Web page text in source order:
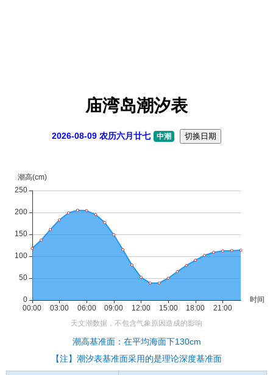
庙湾岛潮汐表
2026-08-09 农历六月廿七 中潮 切换日期
潮高基准面：在平均海面下130cm
【注】潮汐表基准面采用的是理论深度基准面